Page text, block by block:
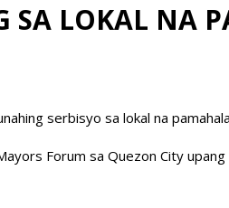
SA LOKAL NA
serbisyo sa lokal na
Forum sa Quezon City